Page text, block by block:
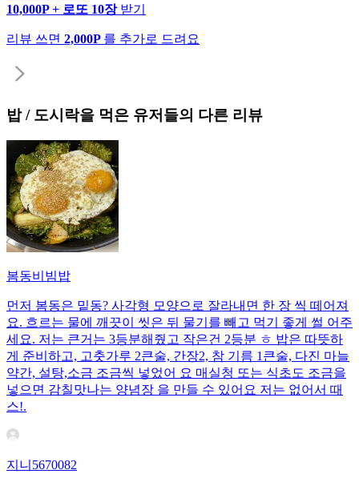
10,000P + 로또 10장 받기
리뷰 쓰면 2,000P 를 추가로 드려요
밥 / 도시락을 먹은 유저들의 다른 리뷰
봄동비빔밥
먼저 봄동은 밑동? 사각형 모양으로 잘라내면 한 장 씩 떼어져
요. 흐르는 물에 깨끗이 씻은 뒤 물기를 빼고 먹기 좋게 썰 어주
세요. 저는 큰거는 3등분해줬고 작은건 2등분 ㅎ 밥은 따뜻하
게 준비하고, 고춧가루 2큰술, 간장2, 참 기름 1큰술, 다진 마늘
약간, 설탕,소금 조금씩 넣었어 요 매실청 또는 식초도 조금을
넣으면 감칠맛나는 양념장 을 만들 수 있어요 저는 없어서 때
스!.
지니5670082